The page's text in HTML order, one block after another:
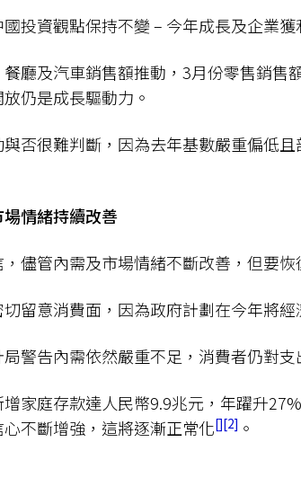
投資觀點保持不變 – 今年成長及企業
廳及汽車銷售額推動，3月份零售銷售
仍是成長驅動力。
否很難判斷，因為去年基數嚴重偏低
場情緒持續改善
，儘管內需及市場情緒不斷改善，但要
留意消費面，因為政府計劃在今年將
警告內需依然嚴重不足，消費者仍對支
家庭存款達人民幣9.9兆元，年躍升
不斷增強，這將逐漸正常化
2 。